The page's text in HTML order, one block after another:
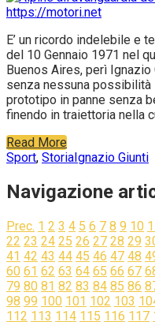
11 Gennaio 202111
E’ un ricordo indelebile e
del 10 Gennaio 1971 nel
Buenos Aires, perì
senza nessuna
prototipo in panne senza
finendo in traiettoria nella
Read More
Sport
Storia Ignazio Giunti
Navigazione
Prec. 1 2 3 4 5 6 7 8 9 10
22 23 24 25 26 27 28 29
41 42 43 44 45 46 47 48
60 61 62 63 64 65 66 67
79 80 81 82 83 84 85 86